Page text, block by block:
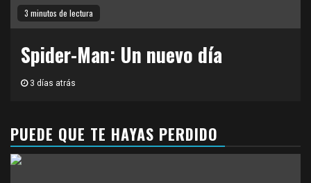
3 minutos de lectura
Spider-Man: Un nuevo día
3 días atrás
PUEDE QUE TE HAYAS PERDIDO